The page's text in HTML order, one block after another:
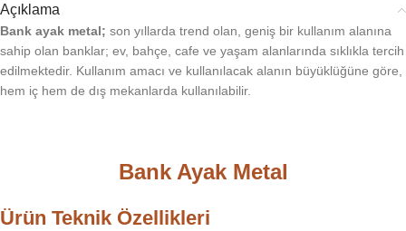
Açıklama
Bank ayak metal; son yıllarda trend olan, geniş bir kullanım alanına
sahip olan banklar; ev, bahçe, cafe ve yaşam alanlarında sıklıkla tercih
edilmektedir. Kullanım amacı ve kullanılacak alanın büyüklüğüne göre,
hem iç hem de dış mekanlarda kullanılabilir.
Bank Ayak Metal
Ürün Teknik Özellikleri